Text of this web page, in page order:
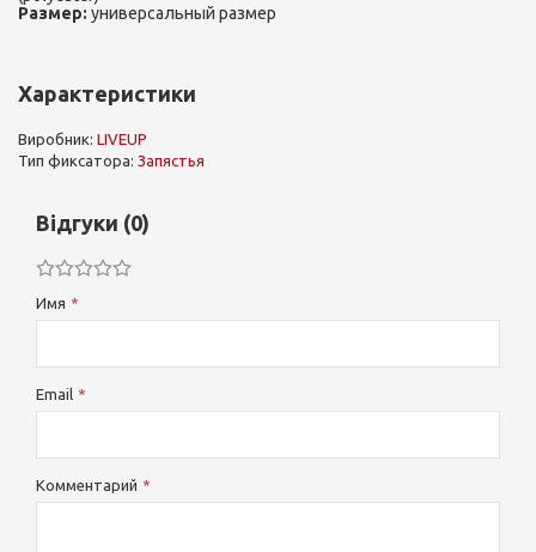
Размер: универсальный размер
Характеристики
Виробник: LIVEUP
Тип фиксатора: Запястья
Відгуки (0)
Имя
Email
Комментарий